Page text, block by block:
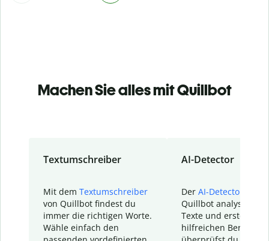
Machen Sie alles mit Quillbot
Textumschreiber
Mit dem Textumschreiber
von Quillbot findest du
immer die richtigen Worte.
Wähle einfach den
AI-Detector
Der AI-Detector
Quillbot analysiert
Texte und erstellt
hilfreichen Bericht.